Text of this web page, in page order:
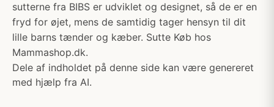
sutterne fra BIBS er udviklet og designet, så de er en
fryd for øjet, mens de samtidig tager hensyn til dit
lille barns tænder og kæber. Sutte Køb hos
Mammashop.dk.
Dele af indholdet på denne side kan være genereret
med hjælp fra AI.